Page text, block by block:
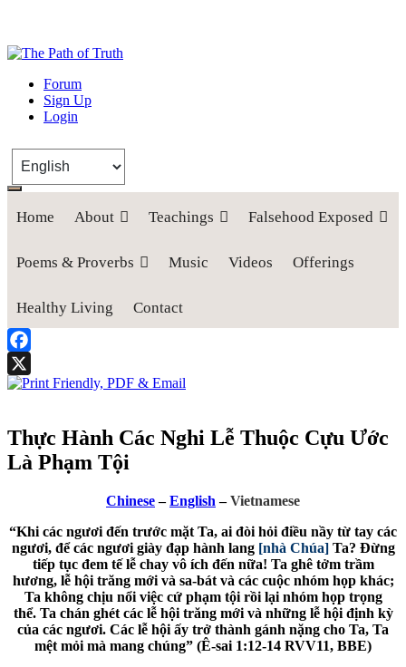
The Path of Truth
“If anyone desires to come after me, let him deny himself, take up his
Forum
Sign Up
Login
Home About Teachings Falsehood Exposed
Poems & Proverbs Music Videos Offerings
Healthy Living Contact
Facebook
X
Thực Hành Các Nghi Lễ Thuộc Cựu Ước
Là Phạm Tội
Chinese–English –Vietnamese
“Khi các ngươi đến trước mặt Ta, ai đòi hỏi điều nầy từ tay các
ngươi, để các ngươi giày đạp hành lang [nhà Chúa]Ta? Đừng
tiếp tục đem tế lễ chay vô ích đến nữa! Ta ghê tởm trầm
hương, lễ hội trăng mới và sa-bát và các cuộc nhóm họp khác;
Ta không chịu nổi việc cứ phạm tội rồi lại nhóm họp trọng
thể. Ta chán ghét các lễ hội trăng mới và những lễ hội định kỳ
của các ngươi. Các lễ hội ấy trở thành gánh nặng cho Ta, Ta
mệt mỏi mà mang chúng” (Ê-sai 1:12-14 RVV11, BBE)